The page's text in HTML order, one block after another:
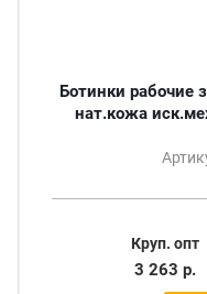
Ботинки рабочие
нат.кожа
Круп. опт
3 263 р.